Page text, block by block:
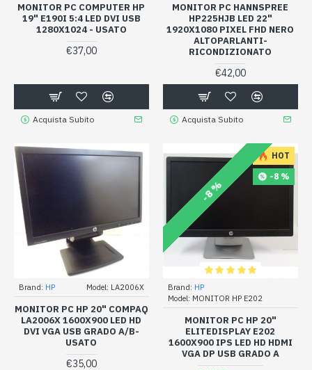
MONITOR PC COMPUTER HP
19" E190I 5:4 LED DVI USB
1280X1024 - USATO
€37,00
Acquista Subito
MONITOR PC HANNSPREE
HP225HJB LED 22"
1920X1080 PIXEL FHD NERO
ALTOPARLANTI-
RICONDIZIONATO
€42,00
Acquista Subito
Brand: HP Model: LA2006X
MONITOR PC HP 20" COMPAQ
LA2006X 1600X900 LED HD
DVI VGA USB GRADO A/B-
USATO
€35,00
HOT
-8 %
-8 %
Brand: HP
Model: MONITOR HP E202
MONITOR PC HP 20"
ELITEDISPLAY E202
1600X900 IPS LED HD HDMI
VGA DP USB GRADO A